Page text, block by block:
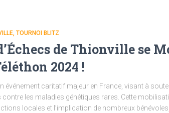
TOURNOI BLITZ
de Thionville se
2024 !
événement caritatif majeur en France, visant à
contre les maladies génétiques rares. Cette
locales et l’implication de nombreux